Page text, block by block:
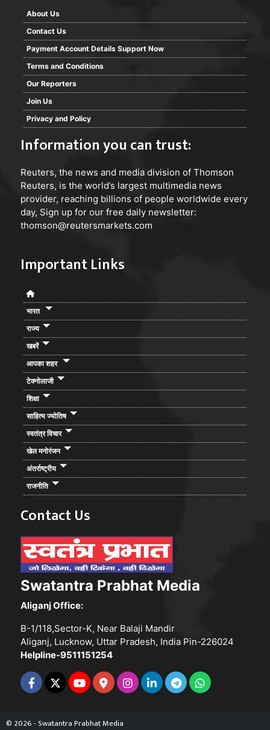
About Us
Contact Us
Payment Account Details Support Now
Terms and Conditions
Our Reporters
Join Us
Privacy and Policy
Information you can trust:
Reuters, the news and media division of Thomson
Reuters, is the world’s largest multimedia news
provider, reaching billions of people worldwide every
day, Sign up for our free daily newsletter:
thomson@reutersmarkets.com
Important Links
भारत
राज्य
खबरें
आपका शहर
टेक्नोलाजी
शिक्षा
साहित्य ज्योतिष
स्वतंत्र विचार
खेल मनोरंजन
अंतर्राष्ट्रीय
राजनीति
Contact Us
Swatantra Prabhat Media
Aliganj Office:
B-1/118,Sector-K, Near Balaji Mandir
Aliganj, Lucknow, Uttar Pradesh, India Pin-226024
Helpline-9511151254
© 2026 - Swatantra Prabhat Media